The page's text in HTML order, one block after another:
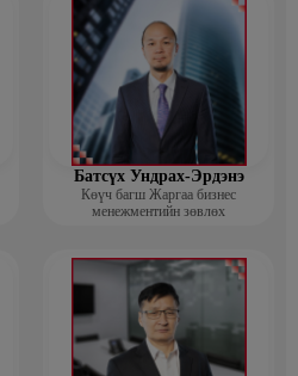
Батсүх Ундрах-Эрдэнэ
Көүч багш Жаргаа бизнес
менежментийн зөвлөх